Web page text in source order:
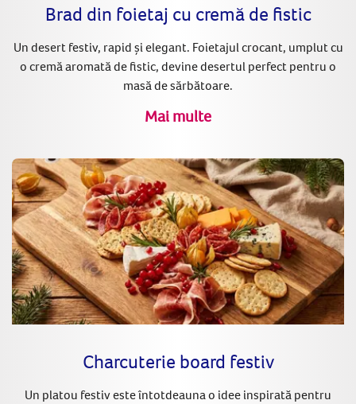
Brad din foietaj cu cremă de fistic
Un desert festiv, rapid și elegant. Foietajul crocant, umplut cu
o cremă aromată de fistic, devine desertul perfect pentru o
masă de sărbătoare.
Mai multe
Charcuterie board festiv
Un platou festiv este întotdeauna o idee inspirată pentru